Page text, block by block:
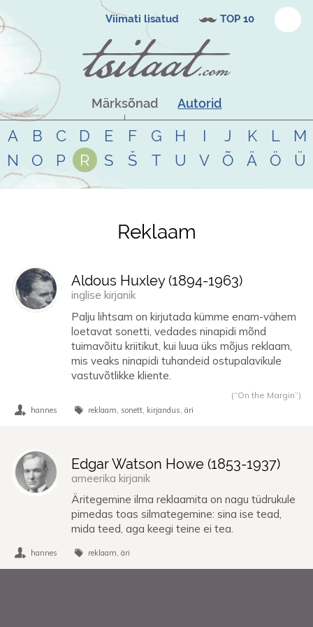
Viimati lisatud TOP 10
Märksõnad Autorid
A B C D E F G H I J K L
M
N
O P R S Š T U V Õ Ä Ö Ü
Tsitaadid teemalreklaam
Reklaam
Aldous Huxley (1894-1963)
inglise kirjanik
Palju lihtsam on kirjutada kümme enam-vähem
loetavat sonetti, vedades ninapidi mõnd
tuimavõitu kriitikut, kui luua üks mõjus reklaam,
mis veaks ninapidi tuhandeid ostupalavikule
vastuvõtlikke kliente.
(“On the Margin”)
hannes reklaam sonett kirjandus äri
Edgar Watson Howe (1853-1937)
ameerika kirjanik
Äritegemine ilma reklaamita on nagu tüdrukule
pimedas toas silmategemine: sina ise tead,
mida teed, aga keegi teine ei tea.
hannes reklaam äri